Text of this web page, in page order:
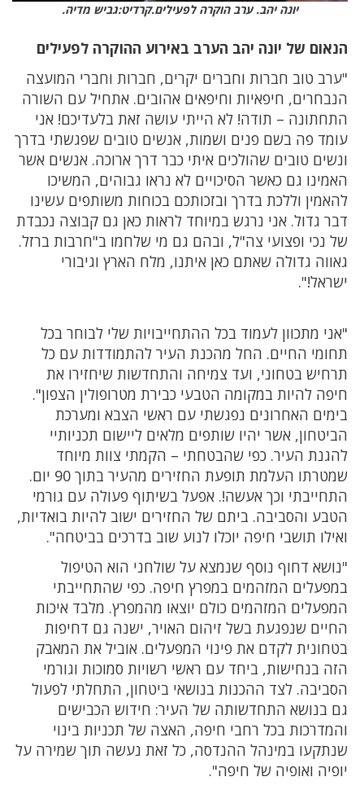
יונה יהב. ערב הוקרה לפעילים.קרדיט:גביש מדיה.
הנאום של יונה יהב הערב באירוע ההוקרה לפעילים
"ערב טוב חברות וחברים יקרים, חברות וחברי המועצה
הנבחרים, חיפאיות וחיפאים אהובים. אתחיל עם השורה
התחתונה – תודה! לא הייתי עושה זאת בלעדיכם! אני
עומד פה בשם פנים ושמות, אנשים טובים שפגשתי בדרך
ונשים טובים שהולכים איתי כבר דרך ארוכה. אנשים אשר
האמינו גם כאשר הסיכויים לא נראו גבוהים, המשיכו
להאמין וללכת בדרך ובזכותכם בכוחות משותפים עשינו
דבר גדול. אני נרגש במיוחד לראות כאן גם קבוצה נכבדת
של נכי ופצועי צה"ל, ובהם גם מי שלחמו ב"חרבות ברזל.
גאווה גדולה שאתם כאן איתנו, מלח הארץ וגיבורי
ישראל!".
"אני מתכוון לעמוד בכל ההתחייבויות שלי לבוחר בכל
תחומי החיים. החל מהכנת העיר להתמודדות עם כל
תרחיש בטחוני, ועד צמיחה והתחדשות שיחזירו את
חיפה להיות במקומה הטבעי כבירת מטרופולין הצפון".
בימים האחרונים נפגשתי עם ראשי הצבא ומערכת
הביטחון, אשר יהיו שותפים מלאים ליישום תכניותיי
להגנת העיר. כפי שהבטחתי – הקמתי צוות מיוחד
שמטרתו העלמת תופעת החזירים מהעיר בתוך 90 יום.
התחייבתי וכך אעשה!. אפעל בשיתוף פעולה עם גורמי
הטבע והסביבה. ביתם של החזירים ישוב להיות בואדיות,
ואילו תושבי חיפה יוכלו לנוע שוב בדרכים בביטחה".
"נושא דחוף נוסף שנמצא על שולחני הוא הטיפול
במפעלים המזהמים במפרץ חיפה. כפי שהתחייבתי
המפעלים המזהמים כולם יוצאו מהמפרץ. מלבד איכות
החיים שנפגעת בשל זיהום האויר, ישנה גם דחיפות
בטחונית לקדם את פינוי המפעלים. אוביל את המאבק
הזה בנחישות, ביחד עם ראשי רשויות סמוכות וגורמי
הסביבה. לצד ההכנות בנושאי ביטחון, התחלתי לפעול
גם בנושא התחדשותה של העיר: חידוש הכבישים
והמדרכות בכל רחבי חיפה, האצה של תכניות בינוי
שנתקעו במינהל ההנדסה, כל זאת נעשה תוך שמירה על
יופיה ואופיה של חיפה".